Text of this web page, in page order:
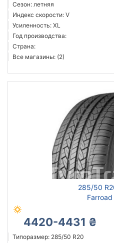
Сезон: летняя
Индекс скорости: V
Усиленность: XL
Год производства:
Страна:
Все магазины: (2)
285/50
4420-4431 ₴
Типоразмер: 285/50 R20